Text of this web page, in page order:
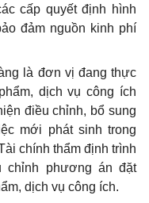
cấp quyết định hình
đảm nguồn kinh phí
là đơn vị đang thực
dịch vụ công ích
điều chỉnh, bổ sung
mới phát sinh trong
chính thẩm định trình
chỉnh phương án đặt
dịch vụ công ích.